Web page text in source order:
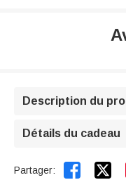
Description du
Détails du cadeau
Partager: 